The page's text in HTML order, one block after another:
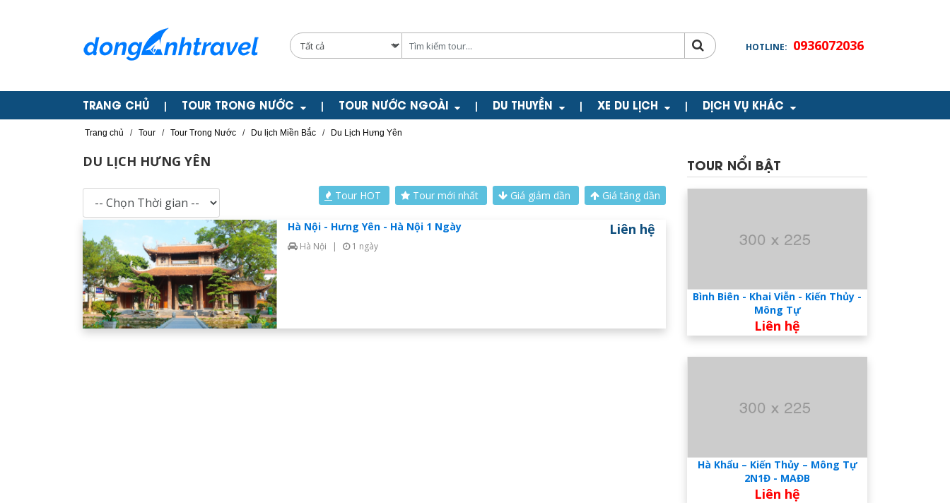
HOTLINE: 0936072036
TRANG CHỦ | TOUR TRONG NƯỚC | TOUR NƯỚC NGOÀI | DU THUYỀN | XE DU LỊCH | DỊCH VỤ KHÁC
Trang chủ / Tour / Tour Trong Nước / Du lịch Miền Bắc / Du Lịch Hưng Yên
DU LỊCH HƯNG YÊN
Tour HOT Tour mới nhất Giá giảm dần Giá tăng dần
Hà Nội - Hưng Yên - Hà Nội 1 Ngày
Hà Nội | 1 ngày
Liên hệ
TOUR NỔI BẬT
Bình Biên - Khai Viễn - Kiến Thủy -
Mông Tự
Liên hệ
Hà Khẩu – Kiến Thủy – Mông Tự
2N1Đ - MAĐB
Liên hệ